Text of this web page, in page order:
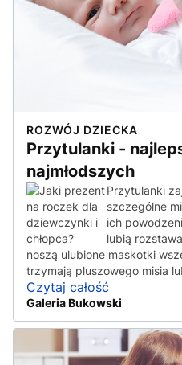
ROZWÓJ DZIECKA
Przytulanki -
najmłodszych
Przytulanki
szczególne
ich
lubią
noszą ulubione maskotki
trzymają pluszowego misia
Czytaj całość
Galeria Bukowski